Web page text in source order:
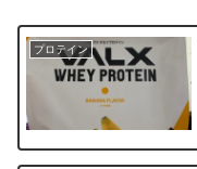
プロテイン